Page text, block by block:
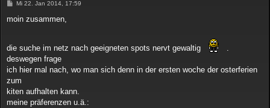
B
i
g
Mi 22. Jan 2014, 17:59
moin zusammen,
die suche im netz nach geeigneten spots nervt gewaltig
.
deswegen frage
ich hier mal nach, wo man sich denn in der ersten woche der osterferien
zum
kiten aufhalten kann.
meine präferenzen u.ä.: